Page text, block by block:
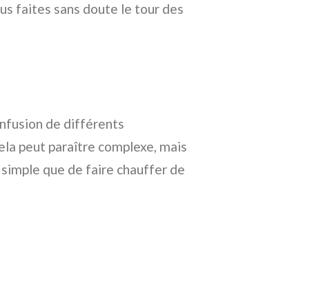
faites sans doute le tour des
de différents
peut paraître complexe, mais
simple que de faire chauffer de